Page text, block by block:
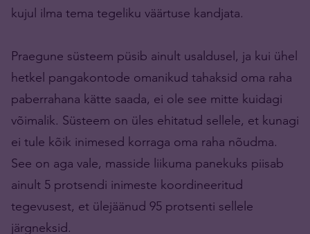
kujul ilma tema tegeliku väärtuse kandjata.
Praegune süsteem püsib ainult usaldusel, ja kui ühel
hetkel pangakontode omanikud tahaksid oma raha
paberrahana kätte saada, ei ole see mitte kuidagi
võimalik. Süsteem on üles ehitatud sellele, et kunagi
ei tule kõik inimesed korraga oma raha nõudma.
See on aga vale, masside liikuma panekuks piisab
ainult 5 protsendi inimeste koordineeritud
tegevusest, et ülejäänud 95 protsenti sellele
järgneksid.